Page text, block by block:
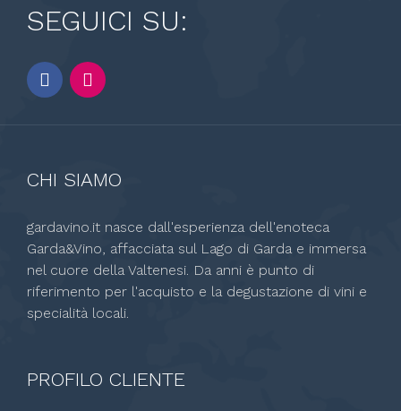
SEGUICI SU:
CHI SIAMO
gardavino.it nasce dall'esperienza dell'enoteca
Garda&Vino, affacciata sul Lago di Garda e immersa
nel cuore della Valtenesi. Da anni è punto di
riferimento per l'acquisto e la degustazione di vini e
specialità locali.
PROFILO CLIENTE